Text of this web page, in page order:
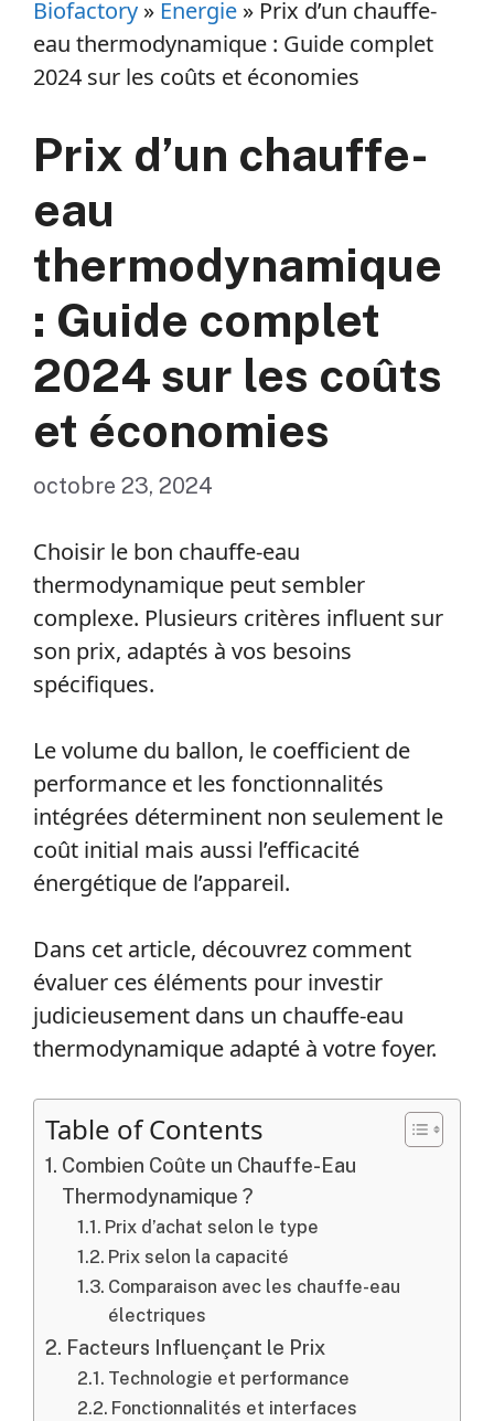
Biofactory » Energie » Prix d’un chauffe-
eau thermodynamique : Guide complet
2024 sur les coûts et économies
Prix d’un chauffe-
eau
thermodynamique
: Guide complet
2024 sur les coûts
et économies
octobre 23, 2024
Choisir le bon chauffe-eau
thermodynamique peut sembler
complexe. Plusieurs critères influent sur
son prix, adaptés à vos besoins
spécifiques.
Le volume du ballon, le coefficient de
performance et les fonctionnalités
intégrées déterminent non seulement le
coût initial mais aussi l’efficacité
énergétique de l’appareil.
Dans cet article, découvrez comment
évaluer ces éléments pour investir
judicieusement dans un chauffe-eau
thermodynamique adapté à votre foyer.
Table of Contents
Combien Coûte un Chauffe-Eau
Thermodynamique ?
Prix d’achat selon le type
Prix selon la capacité
Comparaison avec les chauffe-eau
électriques
Facteurs Influençant le Prix
Technologie et performance
Fonctionnalités et interfaces